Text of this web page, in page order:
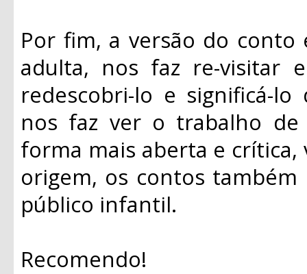
Por fim, a versão do
adulta, nos faz re-visitar
redescobri-lo e significá-
nos faz ver o trabalho de
forma mais aberta e
origem, os contos
público infantil.
Recomendo!